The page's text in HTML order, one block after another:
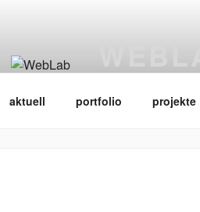
aktuell portfolio projekte